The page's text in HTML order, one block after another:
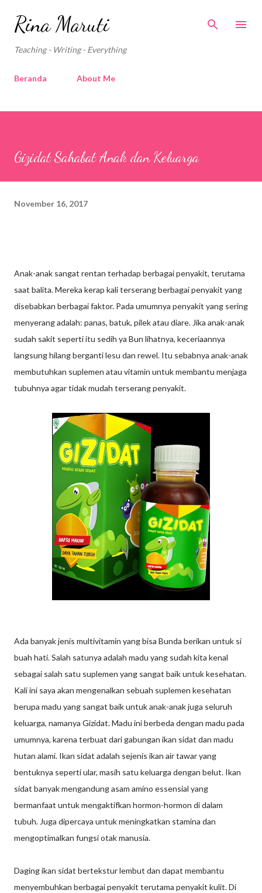
Rina Maruti
Teaching - Writing - Everything
Beranda About Me
Gizidat Sahabat Anak dan Keluarga
November 16, 2017
Anak-anak sangat rentan terhadap berbagai penyakit, terutama
saat balita. Mereka kerap kali terserang berbagai penyakit yang
disebabkan berbagai faktor. Pada umumnya penyakit yang sering
menyerang adalah: panas, batuk, pilek atau diare. Jika anak-anak
sudah sakit seperti itu sedih ya Bun lihatnya, keceriaannya
langsung hilang berganti lesu dan rewel. Itu sebabnya anak-anak
membutuhkan suplemen atau vitamin untuk membantu menjaga
tubuhnya agar tidak mudah terserang penyakit.
Ada banyak jenis multivitamin yang bisa Bunda berikan untuk si
buah hati. Salah satunya adalah madu yang sudah kita kenal
sebagai salah satu suplemen yang sangat baik untuk kesehatan.
Kali ini saya akan mengenalkan sebuah suplemen kesehatan
berupa madu yang sangat baik untuk anak-anak juga seluruh
keluarga, namanya Gizidat. Madu ini berbeda dengan madu pada
umumnya, karena terbuat dari gabungan ikan sidat dan madu
hutan alami. Ikan sidat adalah sejenis ikan air tawar yang
bentuknya seperti ular, masih satu keluarga dengan belut. Ikan
sidat banyak mengandung asam amino essensial yang
bermanfaat untuk mengaktifkan hormon-hormon di dalam
tubuh. Juga dipercaya untuk meningkatkan stamina dan
mengoptimalkan fungsi otak manusia.
Daging ikan sidat bertekstur lembut dan dapat membantu
menyembuhkan berbagai penyakit terutama penyakit kulit. Di